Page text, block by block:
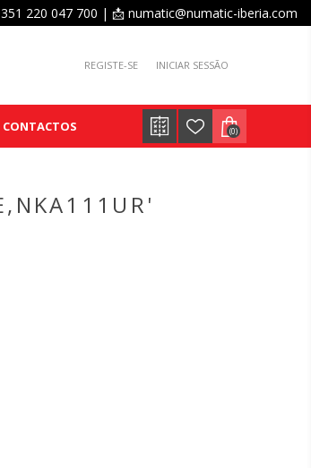
220 047 700 | 📩 numatic@numatic-iberia.com
REGISTE-SE INICIAR SESSÃO
CONTACTOS (0)